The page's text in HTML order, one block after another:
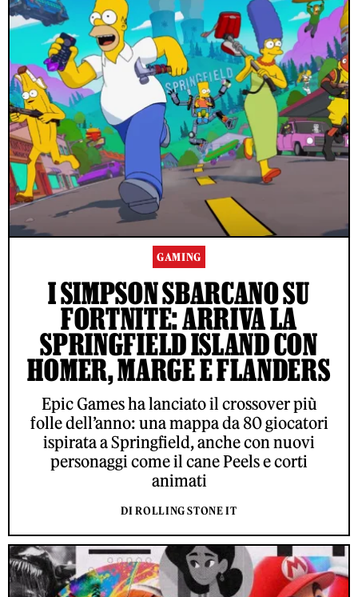
GAMING
I SIMPSON SBARCANO SU
FORTNITE: ARRIVA LA
SPRINGFIELD ISLAND CON
HOMER, MARGE E FLANDERS
Epic Games ha lanciato il crossover più
folle dell’anno: una mappa da 80 giocatori
ispirata a Springfield, anche con nuovi
personaggi come il cane Peels e corti
animati
DI ROLLING STONE IT